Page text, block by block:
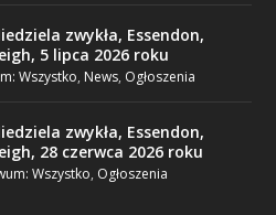
zwykła, Essendon,
5 lipca 2026 roku
Wszystko, News, Ogłoszenia
zwykła, Essendon,
28 czerwca 2026 roku
Wszystko, Ogłoszenia